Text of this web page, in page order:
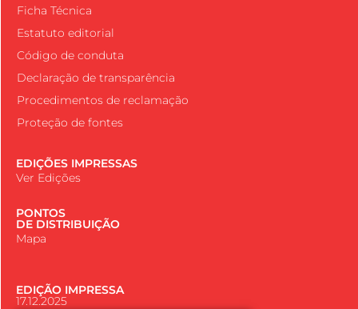
Ficha Técnica
Estatuto editorial
Código de conduta
Declaração de transparência
Procedimentos de reclamação
Proteção de fontes
EDIÇÕES IMPRESSAS
Ver Edições
PONTOS
DE DISTRIBUIÇÃO
Mapa
EDIÇÃO IMPRESSA
17.12.2025